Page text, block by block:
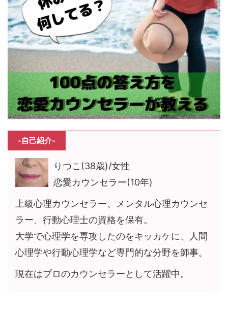
-自己紹介-
りつこ(38歳)/女性
恋愛カウンセラー(10年)
上級心理カウンセラー、メンタル心理カウンセ
ラー、行動心理士の資格を保有。
大学で心理学を専攻したのをキッカケに、人間
心理学や行動心理学など専門的な分野を師事。
現在はプロのカウンセラーとして活躍中。